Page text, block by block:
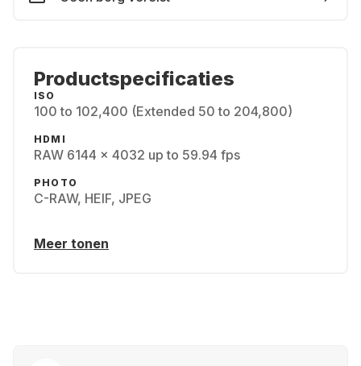
Productspecificaties
ISO
100 to 102,400 (Extended 50 to 204,800)
HDMI
RAW 6144 x 4032 up to 59.94 fps
PHOTO
C-RAW, HEIF, JPEG
Meer tonen